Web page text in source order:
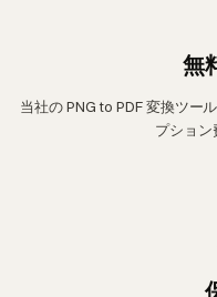
無
当社の PNG to PDF 変換ツー
プション